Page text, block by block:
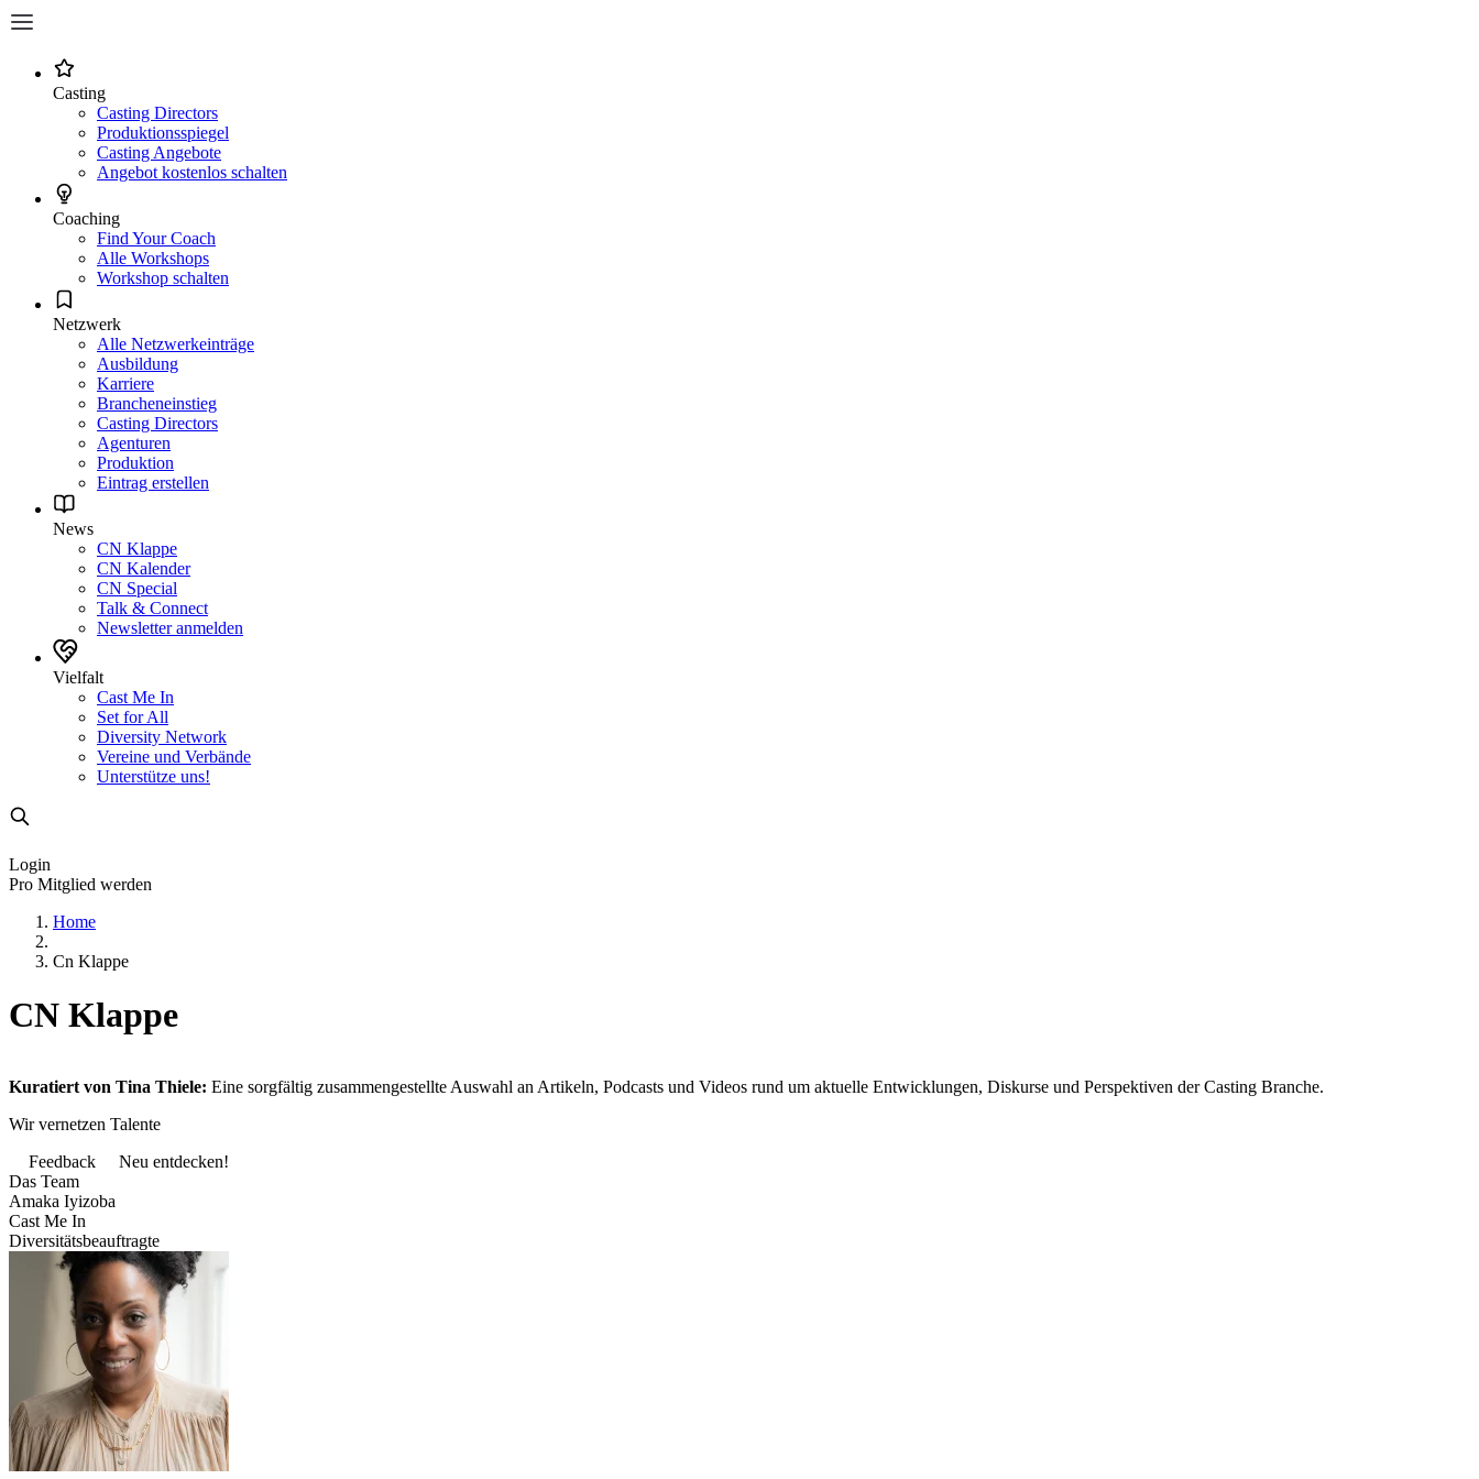
Casting
Casting Directors
Produktionsspiegel
Casting Angebote
Angebot kostenlos schalten
Coaching
Find Your Coach
Alle Workshops
Workshop schalten
Netzwerk
Alle Netzwerkeinträge
Ausbildung
Karriere
Brancheneinstieg
Casting Directors
Agenturen
Produktion
Eintrag erstellen
News
CN Klappe
CN Kalender
CN Special
Talk & Connect
Newsletter anmelden
Vielfalt
Cast Me In
Set for All
Diversity Network
Vereine und Verbände
Unterstütze uns!
Login
Pro Mitglied werden
Home
Cn Klappe
CN Klappe
Kuratiert von Tina Thiele: Eine sorgfältig zusammengestellte Auswahl an Artikeln, Podcasts und Videos rund um aktuelle Entwicklungen, Diskurse und Perspektiven der Casting Branche.
Wir vernetzen Talente
Feedback
Neu entdecken!
Das Team
Amaka Iyizoba
Cast Me In
Diversitätsbeauftragte